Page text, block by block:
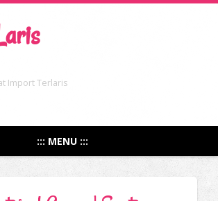
Import Terlaris
::: MENU :::